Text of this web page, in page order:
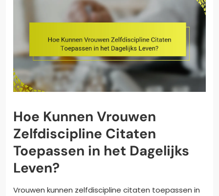
Hoe Kunnen Vrouwen
Zelfdiscipline Citaten
Toepassen in het Dagelijks
Leven?
Vrouwen kunnen zelfdiscipline citaten toepassen in